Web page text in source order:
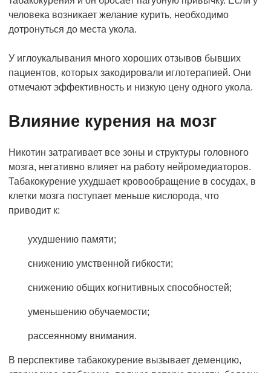
человека возникает желание курить, необходимо
дотронуться до места укола.
У иглоукалывания много хороших отзывов бывших
пациентов, которых закодировали иглотерапией. Они
отмечают эффективность и низкую цену одного укола.
Влияние курения на мозг
Никотин затрагивает все зоны и структуры головного
мозга, негативно влияет на работу нейромедиаторов.
Табакокурение ухудшает кровообращение в сосудах, в
клетки мозга поступает меньше кислорода, что
приводит к:
ухудшению памяти;
снижению умственной гибкости;
снижению общих когнитивных способностей;
уменьшению обучаемости;
рассеянному внимания.
В перспективе табакокурение вызывает деменцию,